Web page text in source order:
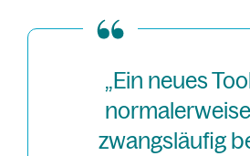
„Ein neues
zwangsläufig